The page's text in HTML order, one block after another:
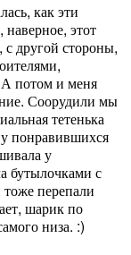
как эти
этот
с другой стороны,
А потом и меня
Соорудили мы
тетенька
у понравившихся
у
бутылочками с
перепали
шарик по
низа. :)